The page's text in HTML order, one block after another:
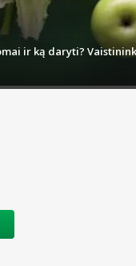
atliktus
– įmanomas ir tą pačią
ir ką daryti?